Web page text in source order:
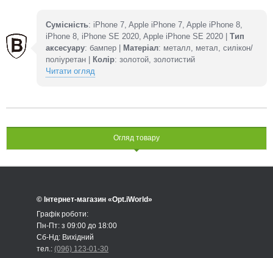
Сумісність: iPhone 7, Apple iPhone 7, Apple iPhone 8,
iPhone 8, iPhone SE 2020, Apple iPhone SE 2020 | Тип
аксесуару: бампер | Матеріал: металл, метал, силікон/
поліуретан |
Колір: золотой, золотистий
Читати огляд
Огляд товару
© Інтернет-магазин «Opt.iWorld»
Графік роботи:
Пн-Пт: з 09:00 до 18:00
Сб-Нд: Вихідний
тел.: (096) 123-01-30